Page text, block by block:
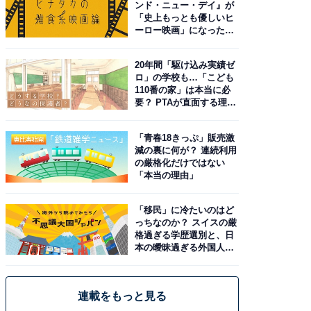
ンド・ニュー・デイ』が
「史上もっとも優しいヒ
ーロー映画」になった理
20年間「駆け込み実績ゼ
ロ」の学校も…「こども
110番の家」は本当に必
要？ PTAが直面する理想
「青春18きっぷ」販売激
減の裏に何が？ 連続利用
の厳格化だけではない
「本当の理由」
「移民」に冷たいのはど
っちなのか？ スイスの厳
格過ぎる学歴選別と、日
本の曖昧過ぎる外国人政
連載をもっと見る